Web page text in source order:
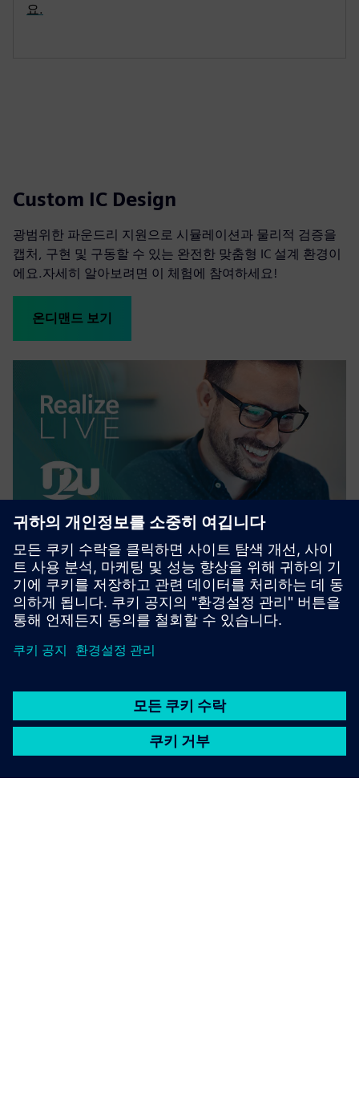
요.
Custom IC Design
광범위한 파운드리 지원으로 시뮬레이션과 물리적 검증을
캡처, 구현 및 구동할 수 있는 완전한 맞춤형 IC 설계 환경이
에요.자세히 알아보려면 이 체험에 참여하세요!
온디맨드 보기